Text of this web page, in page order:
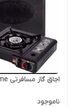
اجاق گاز مسافرتی happy home
ناموجود